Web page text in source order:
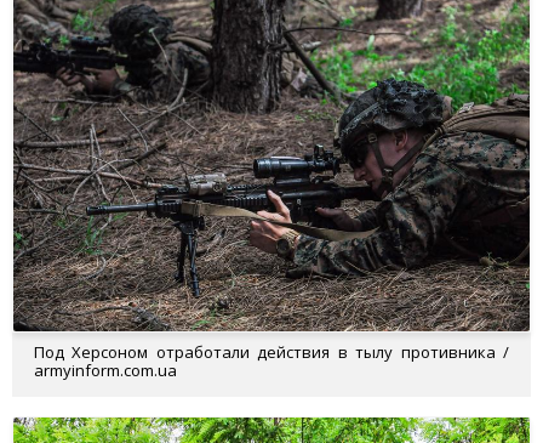
Под Херсоном отработали действия в тылу противника /
armyinform.com.ua